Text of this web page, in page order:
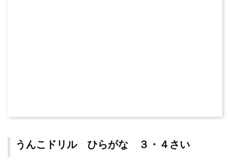
うんこドリル ひらがな ３・４さい